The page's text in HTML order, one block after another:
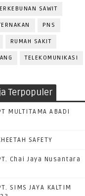
SAWIT
PNS
RUMAH SAKIT
TELEKOMUNIKASI
Terpopuler
MULTITAMA ABADI
SAFETY
Chai Jaya Nusantara
SIMS JAYA KALTIM